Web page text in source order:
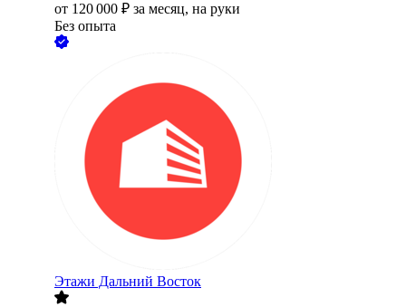
от 120 000 ₽ за месяц, на руки
Без опыта
Этажи Дальний Восток